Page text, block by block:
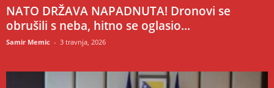
NATO DRŽAVA NAPADNUTA! Dronovi se
obrušili s neba, hitno se oglasio...
Samir Memic - 3 travnja, 2026